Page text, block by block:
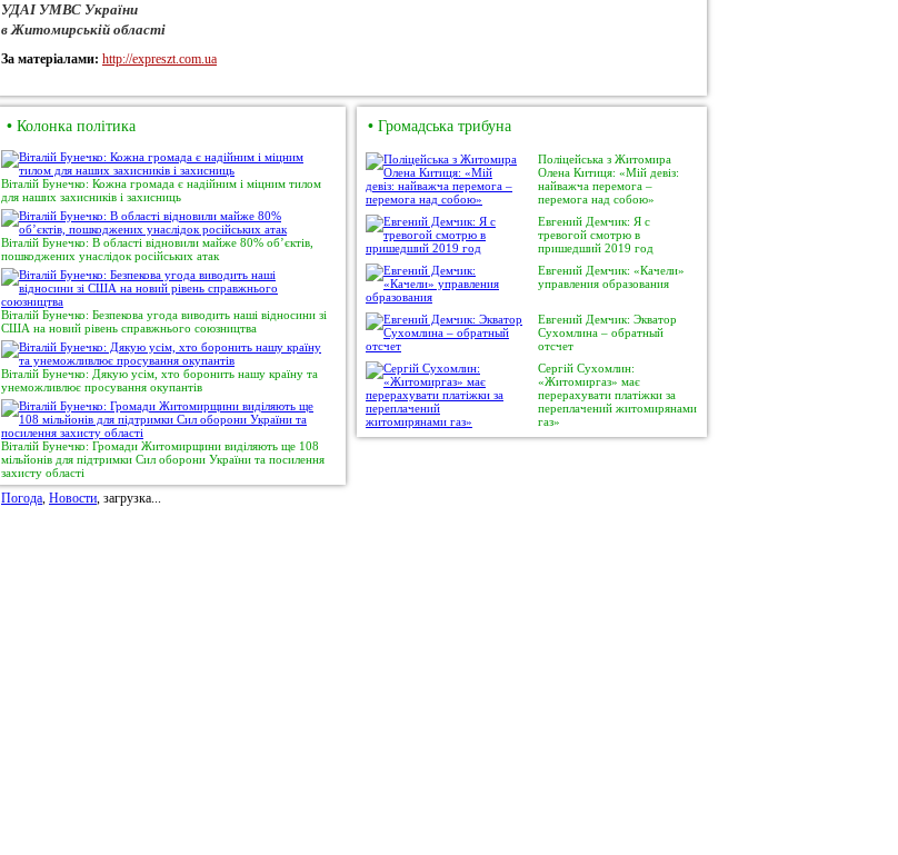
УДАІ УМВС України
в Житомирській області
За матеріалами: http://expreszt.com.ua
• Колонка політика
Віталій Бунечко: Кожна громада є надійним і міцним тилом
для наших захисників і захисниць
Віталій Бунечко: В області відновили майже 80% об’єктів,
пошкоджених унаслідок російських атак
Віталій Бунечко: Безпекова угода виводить наші відносини зі
США на новий рівень справжнього союзництва
Віталій Бунечко: Дякую усім, хто боронить нашу країну та
унеможливлює просування окупантів
Віталій Бунечко: Громади Житомирщини виділяють ще 108
мільйонів для підтримки Сил оборони України та посилення
захисту області
• Громадська трибуна
Поліцейська з Житомира
Олена Китиця: «Мій девіз:
найважча перемога –
перемога над собою»
Евгений Демчик: Я с
тревогой смотрю в
пришедший 2019 год
Евгений Демчик: «Качели»
управления образования
Евгений Демчик: Экватор
Сухомлина – обратный
отсчет
Сергій Сухомлин:
«Житомиргаз» має
перерахувати платіжки за
переплачений житомирянами
газ»
Погода, Новости, загрузка...